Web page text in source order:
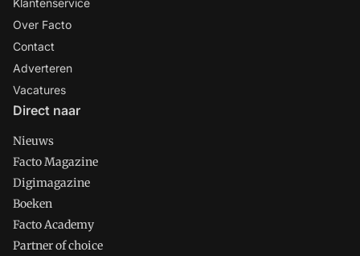
Klantenservice
Over Facto
Contact
Adverteren
Vacatures
Direct naar
Nieuws
Facto Magazine
Digimagazine
Boeken
Facto Academy
Partner of choice